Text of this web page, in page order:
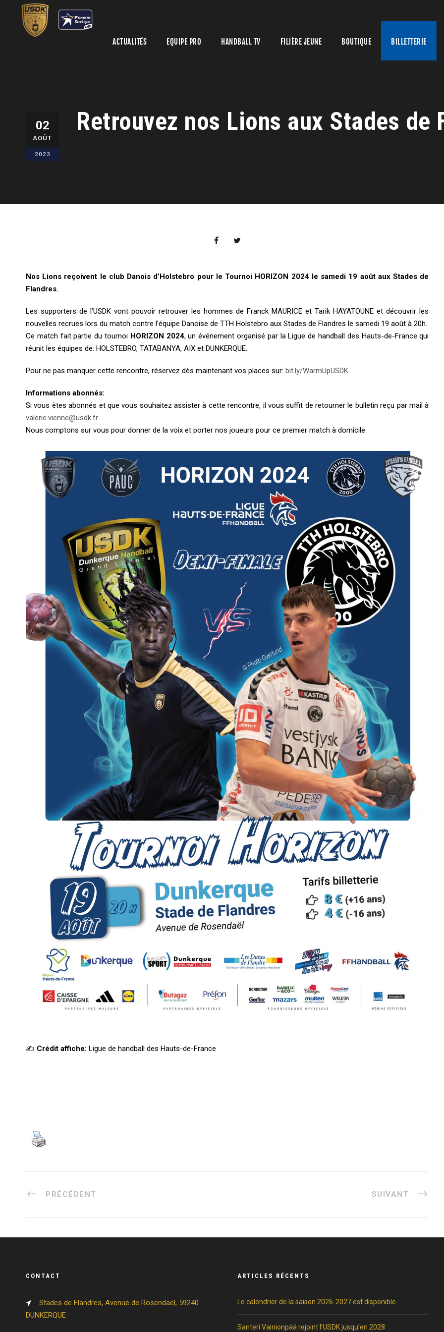
ACTUALITÉS EQUIPE PRO HANDBALL TV FILIÈRE JEUNE BOUTIQUE BILLETTERIE
02
AOÛT
2023
Retrouvez nos Lions aux Stades de
Nos Lions reçoivent le club Danois d’Holstebro pour le Tournoi HORIZON 2024 le samedi 19 août aux Stades de
Flandres.
Les supporters de l’USDK vont pouvoir retrouver les hommes de Franck MAURICE et Tarik HAYATOUNE et découvrir les
nouvelles recrues lors du match contre l’équipe Danoise de TTH Holstebro aux Stades de Flandres le samedi 19 août à 20h.
Ce match fait partie du tournoi HORIZON 2024, un événement organisé par la Ligue de handball des Hauts-de-France qui
réunit les équipes de: HOLSTEBRO, TATABANYA, AIX et DUNKERQUE.
Pour ne pas manquer cette rencontre, réservez dès maintenant vos places sur: bit.ly/WarmUpUSDK.
Informations abonnés:
Si vous êtes abonnés et que vous souhaitez assister à cette rencontre, il vous suffit de retourner le bulletin reçu par mail à
valerie.vienne@usdk.fr.
Nous comptons sur vous pour donner de la voix et porter nos joueurs pour ce premier match à domicile.
✍️ Crédit affiche: Ligue de handball des Hauts-de-France
PRÉCÉDENT SUIVANT
CONTACT
Stades de Flandres, Avenue de Rosendaël, 59240
DUNKERQUE
ARTICLES RÉCENTS
Le calendrier de la saison 2026-2027 est disponible
Santeri Vainionpää rejoint l’USDK jusqu’en 2028